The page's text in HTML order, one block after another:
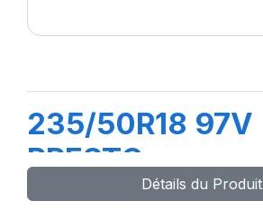
235/50R18 97V
PRESTO
Détails du Produit